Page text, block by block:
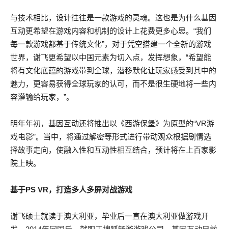
与技术相比，设计往往是一款游戏的灵魂。这也是为什么基因
互动更希望在游戏内容和机制的设计上花费更多心思。“我们
每一款游戏都基于传统文化”，对于凭空搭建一个全新的游戏
世界，谢飞更希望以中国元素为切入点，发挥想象，“希望能
将有文化底蕴的游戏带到全球，潜移默化让玩家感受到其中的
魅力，更容易获得全球玩家的认可，而不是很生硬地将一些内
容灌输给玩家，”。
明年年初，基因互动还将推出以《西游保堡》为原型的“VR游
戏电影”。当中，将通过解密等形式进行带动观众根据剧情选
择故事走向，使融入性和互动性相互结合，预计将在上百家影
院上映。
基于PS VR，打造多人多屏对战游戏
谢飞硕士就读于澳大利亚，毕业后一直在澳大利亚做游戏开